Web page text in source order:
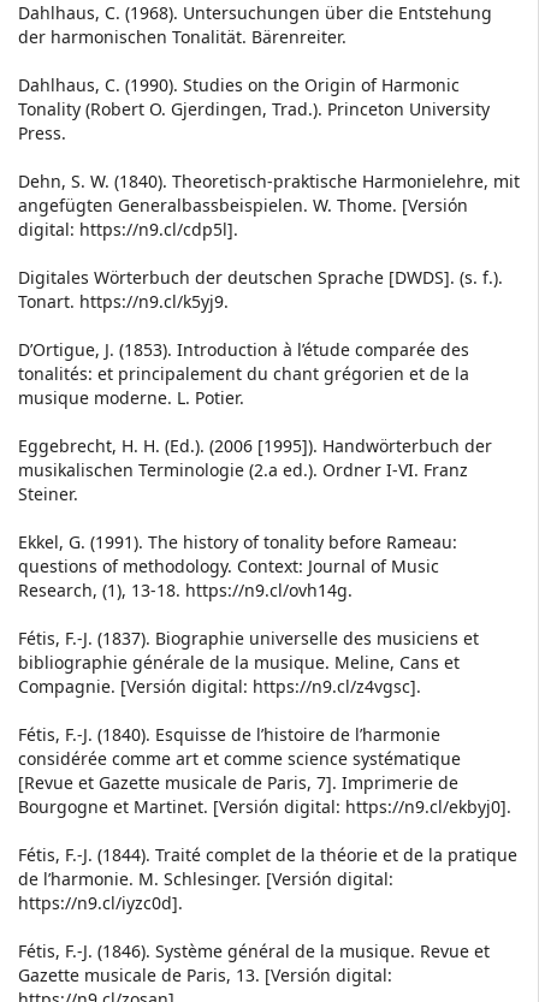
Dahlhaus, C. (1968). Untersuchungen über die Entstehung
der harmonischen Tonalität. Bärenreiter.
Dahlhaus, C. (1990). Studies on the Origin of Harmonic
Tonality (Robert O. Gjerdingen, Trad.). Princeton University
Press.
Dehn, S. W. (1840). Theoretisch-praktische Harmonielehre, mit
angefügten Generalbassbeispielen. W. Thome. [Versión
digital: https://n9.cl/cdp5l].
Digitales Wörterbuch der deutschen Sprache [DWDS]. (s. f.).
Tonart. https://n9.cl/k5yj9.
D’Ortigue, J. (1853). Introduction à l’étude comparée des
tonalités: et principalement du chant grégorien et de la
musique moderne. L. Potier.
Eggebrecht, H. H. (Ed.). (2006 [1995]). Handwörterbuch der
musikalischen Terminologie (2.a ed.). Ordner I-VI. Franz
Steiner.
Ekkel, G. (1991). The history of tonality before Rameau:
questions of methodology. Context: Journal of Music
Research, (1), 13-18. https://n9.cl/ovh14g.
Fétis, F.-J. (1837). Biographie universelle des musiciens et
bibliographie générale de la musique. Meline, Cans et
Compagnie. [Versión digital: https://n9.cl/z4vgsc].
Fétis, F.-J. (1840). Esquisse de l’histoire de l’harmonie
considérée comme art et comme science systématique
[Revue et Gazette musicale de Paris, 7]. Imprimerie de
Bourgogne et Martinet. [Versión digital: https://n9.cl/ekbyj0].
Fétis, F.-J. (1844). Traité complet de la théorie et de la pratique
de l’harmonie. M. Schlesinger. [Versión digital:
https://n9.cl/iyzc0d].
Fétis, F.-J. (1846). Système général de la musique. Revue et
Gazette musicale de Paris, 13. [Versión digital: